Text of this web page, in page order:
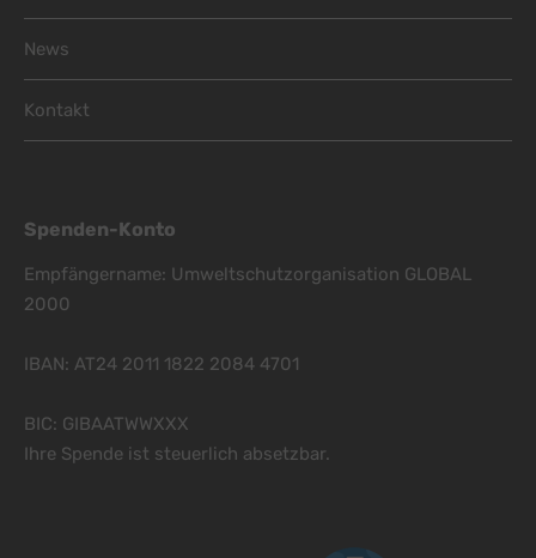
News
Kontakt
Spenden-Konto
Empfängername: Umweltschutzorganisation GLOBAL
2000
IBAN: AT24 2011 1822 2084 4701
BIC: GIBAATWWXXX
Ihre Spende ist steuerlich absetzbar.